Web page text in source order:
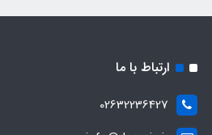
ارتباط با ما
02632236427